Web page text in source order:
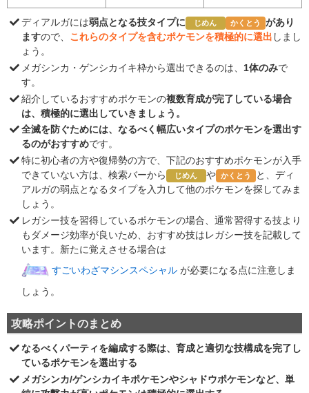
ディアルガには弱点となる技タイプに じめん かくとう
があり
ますので、 これらのタイプを含むポケモンを積極的に選出 しまし
ょう。
メガシンカ・ゲンシカイキ枠から選出できるのは、 1体のみで
す。
紹介しているおすすめポケモンの複数育成が完了している場合
は、積極的に選出していきましょう。
全滅を防ぐためには、なるべく幅広いタイプのポケモンを選出す
るのがおすすめです。
特に初心者の方や復帰勢の方で、下記のおすすめポケモンが入手
できていない方は、検索バーから
じめん や かくとう
と、ディ
アルガの弱点となるタイプを入力して他のポケモンを探してみま
しょう。
レガシー技を習得しているポケモンの場合、通常習得する技より
もダメージ効率が良いため、おすすめ技はレガシー技を記載して
います。新たに覚えさせる場合は
すごいわざマシンスペシャル が必要になる点に注意しま
しょう。
攻略ポイントのまとめ
なるべくパーティを編成する際は、育成と適切な技構成を完了し
ているポケモンを選出する
メガシンカ/ゲンシカイキポケモンやシャドウポケモンなど、単